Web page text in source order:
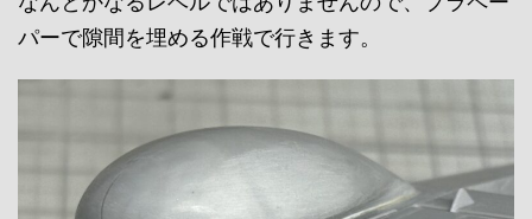
パーで隙間を埋める作戦で行きます。